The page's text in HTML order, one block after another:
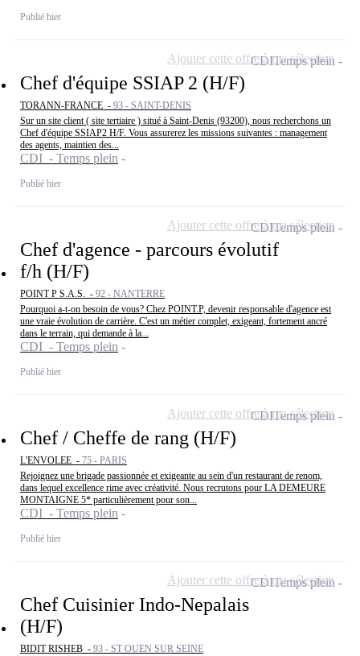
Publié hier
Chef d'équipe SSIAP 2 (H/F)
TORANN-FRANCE - 93 - SAINT-DENIS
Sur un site client ( site tertiaire ) situé à Saint-Denis (93200), nous recherchons un
Chef d'équipe SSIAP2 H/F. Vous assurerez les missions suivantes : management
des agents, maintien des...
CDI - Temps plein
Publié hier
CDITemps plein
Ajouter cette offre à ma sélection
Chef d'agence - parcours évolutif
f/h (H/F)
POINT P S.A.S. - 92 - NANTERRE
Pourquoi a-t-on besoin de vous? Chez POINT.P, devenir responsable d'agence est
une vraie évolution de carrière. C'est un métier complet, exigeant, fortement ancré
dans le terrain, qui demande à la...
CDI - Temps plein
Publié hier
CDITemps plein
Ajouter cette offre à ma sélection
Chef / Cheffe de rang (H/F)
L'ENVOLEE - 75 - PARIS
Rejoignez une brigade passionnée et exigeante au sein d'un restaurant de renom,
dans lequel excellence rime avec créativité. Nous recrutons pour LA DEMEURE
MONTAIGNE 5* particulièrement pour son...
CDI - Temps plein
Publié hier
CDITemps plein
Ajouter cette offre à ma sélection
Chef Cuisinier Indo-Nepalais
(H/F)
BIDIT RISHEB - 93 - ST OUEN SUR SEINE
CDITemps plein
Ajouter cette offre à ma sélection